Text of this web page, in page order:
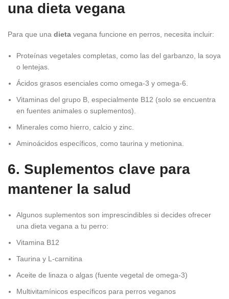
una dieta vegana
Para que una dieta vegana funcione en perros, necesita incluir:
Proteínas vegetales completas, como las del garbanzo, la soya
o lentejas.
Ácidos grasos esenciales como omega-3 y omega-6.
Vitaminas del grupo B, especialmente B12 (solo se encuentra
en fuentes animales o suplementos).
Minerales como hierro, calcio y zinc.
Aminoácidos específicos, como taurina y metionina.
6. Suplementos clave para
mantener la salud
Algunos suplementos son imprescindibles si decides ofrecer
una dieta vegana a tu perro:
Vitamina B12
Taurina y L-carnitina
Aceite de linaza o algas (fuente vegetal de omega-3)
Multivitamínicos específicos para perros veganos